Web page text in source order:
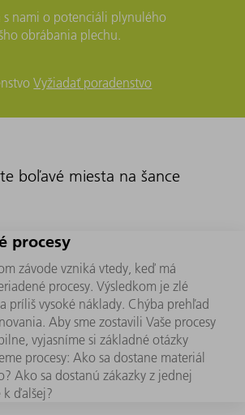
s nami o potenciáli plynulého
obrábania plechu.
Vyžiadať poradenstvo
boľavé miesta na šance
procesy
závode vzniká vtedy, keď má
procesy. Výsledkom je zlé
príliš vysoké náklady. Chýba prehľad
Aby sme zostavili Vaše procesy
vyjasníme si základné otázky
procesy: Ako sa dostane materiál
Ako sa dostanú zákazky z jednej
k ďalšej?